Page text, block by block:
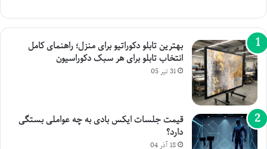
بهترین تابلو دکوراتیو برای منزل؛ راهنمای کامل
انتخاب تابلو برای هر سبک دکوراسیون
31 تیر 05
قیمت جلسات ایکس بادی به چه عواملی بستگی
دارد؟
18 آذر 04